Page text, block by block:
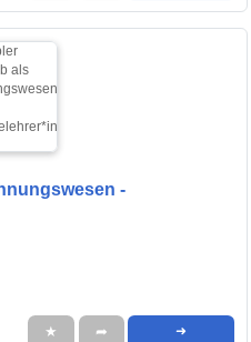
-
★ ➦ ➜